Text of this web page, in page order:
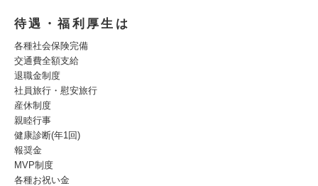
待遇・福利厚生は
各種社会保険完備
交通費全額支給
退職金制度
社員旅行・慰安旅行
産休制度
親睦行事
健康診断(年1回)
報奨金
MVP制度
各種お祝い金